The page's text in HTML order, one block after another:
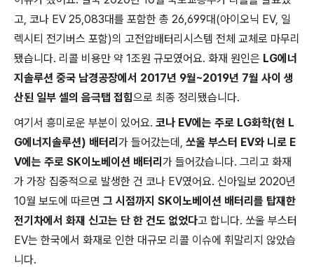
고, 코나 EV 25,083대를 포함한 총 26,699대(아이오닉 EV, 일
렉시티 전기버스 포함)의 고전압배터리시스템 전체 교체로 마무리
됐습니다. 리콜 비용만 약 1조원 규모였어요. 화재 원인은 LG에너
지솔루션 중국 남경공장에서 2017년 9월~2019년 7월 사이 생
산된 일부 셀의 음극탭 접힘으로 최종 정리됐습니다.
여기서 흥미로운 부분이 있어요. 코나 EV에는 주로 LG화학(현 L
G에너지솔루션) 배터리 가 들어갔는데, 쏘울 부스터 EV와 니로 E
V에는 주로 SK이노베이션 배터리 가 들어갔습니다. 그리고 화재
가 가장 집중적으로 발생한 건 코나 EV였어요. 신아일보 2020년
10월 보도에 따르면 그 시점까지 SK이노베이션 배터리를 탑재한
전기차에서 화재 신고는 단 한 건도 없었다고 합니다. 쏘울 부스터
EV는 한국에서 화재로 인한 대규모 리콜 이슈에 휘말리지 않았습
니다.